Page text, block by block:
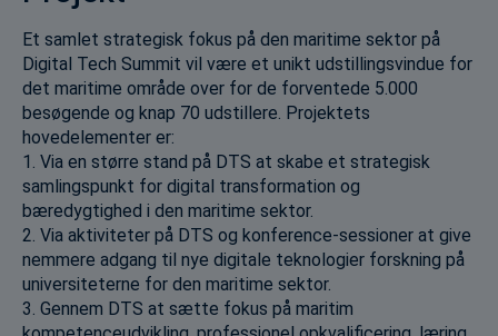
Et samlet strategisk fokus på den maritime sektor på
Digital Tech Summit vil være et unikt udstillingsvindue for
det maritime område over for de forventede 5.000
besøgende og knap 70 udstillere. Projektets
hovedelementer er:
1. Via en større stand på DTS at skabe et strategisk
samlingspunkt for digital transformation og
bæredygtighed i den maritime sektor.
2. Via aktiviteter på DTS og konference-sessioner at give
nemmere adgang til nye digitale teknologier forskning på
universiteterne for den maritime sektor.
3. Gennem DTS at sætte fokus på maritim